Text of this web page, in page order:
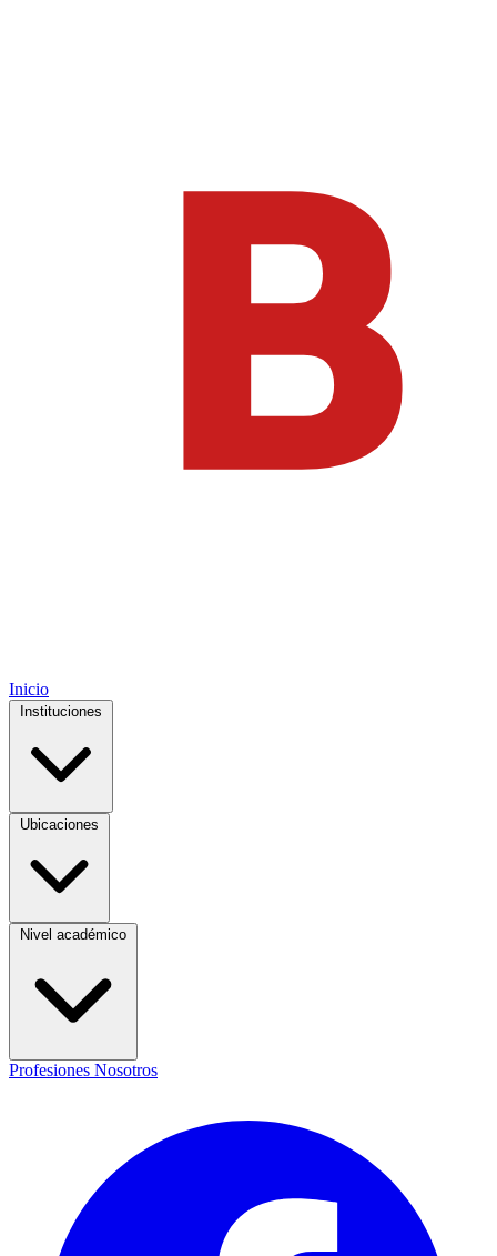
Inicio
Instituciones
Ubicaciones
Nivel académico
Profesiones Nosotros